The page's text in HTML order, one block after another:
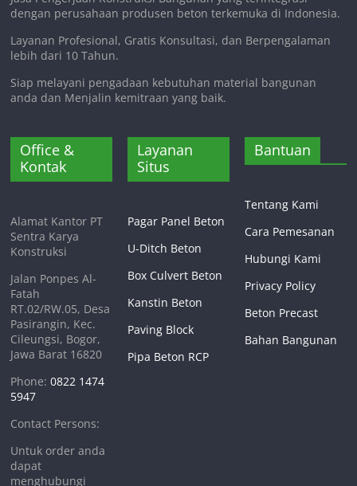
dengan perusahaan produsen beton terkemuka di Indonesia.
Layanan Profesional, Gratis Konsultasi, dan Berpengalaman
lebih dari 10 Tahun.
Siap melayani pengadaan kebutuhan material bangunan
anda dan Menjalin kemitraan yang baik.
Office &
Kontak
Alamat Kantor PT
Sentra Karya
Konstruksi
Jalan Ponpes Al-
Fatah
RT.02/RW.05, Desa
Pasirangin, Kec.
Cileungsi, Bogor,
Jawa Barat 16820
Phone:0822 1474
5947
Contact Persons:
Untuk order anda
dapat
menghubungi
Layanan
Situs
Pagar Panel Beton
U-Ditch Beton
Box Culvert Beton
Kanstin Beton
Paving Block
Pipa Beton RCP
Bantuan
Tentang Kami
Cara Pemesanan
Hubungi Kami
Privacy Policy
Beton Precast
Bahan Bangunan